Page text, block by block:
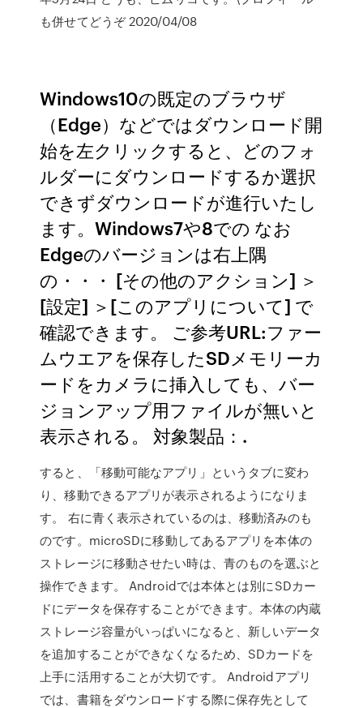
も併せてどうぞ 2020/04/08
Windows10の既定のブラウザ
（Edge）などではダウンロード開
始を左クリックすると、どのフォ
ルダーにダウンロードするか選択
できずダウンロードが進行いたし
ます。Windows7や8での なお
Edgeのバージョンは右上隅
の・・・ [その他のアクション] ＞
[設定] ＞[このアプリについて] で
確認できます。 ご参考URL:ファー
ムウエアを保存したSDメモリーカ
ードをカメラに挿入しても、バー
ジョンアップ用ファイルが無いと
表示される。 対象製品：.
すると、「移動可能なアプリ」というタブに変わ
り、移動できるアプリが表示されるようになりま
す。 右に青く表示されているのは、移動済みのも
のです。microSDに移動してあるアプリを本体の
ストレージに移動させたい時は、青のものを選ぶと
操作できます。 Androidでは本体とは別にSDカー
ドにデータを保存することができます。本体の内蔵
ストレージ容量がいっぱいになると、新しいデータ
を追加することができなくなるため、SDカードを
上手に活用することが大切です。 Androidアプリ
では、書籍をダウンロードする際に保存先として